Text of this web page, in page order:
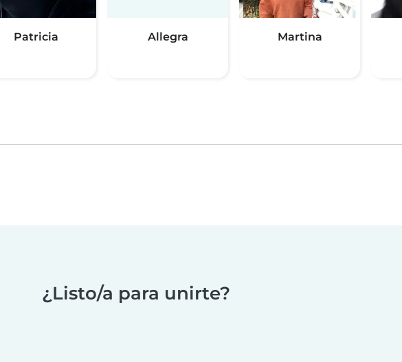
Patricia Allegra Martina
¿Listo/a para unirte?